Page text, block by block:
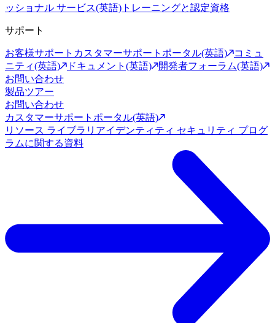
ッショナル サービス(英語) トレーニングと認定資格
サポート
お客様サポート カスタマーサポートポータル(英語)
コミュ
ニティ(英語)
ドキュメント(英語)
開発者フォーラム(英語)
お問い合わせ
製品ツアー
お問い合わせ
カスタマーサポートポータル(英語)
リソース ライブラリ アイデンティティ セキュリティ プログ
ラムに関する資料